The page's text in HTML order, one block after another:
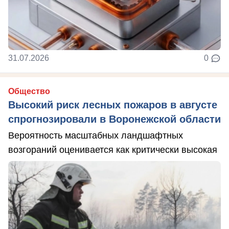
31.07.2026 0
Общество
Высокий риск лесных пожаров в августе
спрогнозировали в Воронежской области
Вероятность масштабных ландшафтных
возгораний оценивается как критически высокая